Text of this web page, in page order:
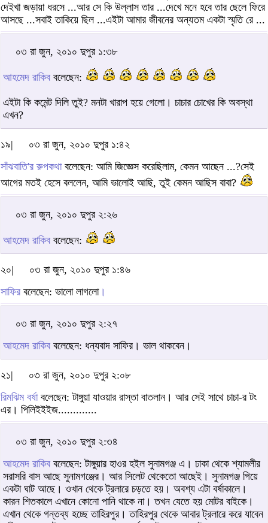
দেইখা জড়ায়া ধরসে ...আর সে কি উল্লাস তার ...দেখে মনে হবে তার ছেলে ফিরে
আসছে ...সবাই তাকিয়ে ছিল ...এইটা আমার জীবনের অন্যতম একটা স্মৃতি রে ...
০৩ রা জুন, ২০১০ দুপুর ১:৩৮
আহমেদ রাকিব বলেছেন:
এইটা কি কমেন্ট দিলি তুই? মনটা খারাপ হয়ে গেলো। চাচার চোখের কি অবস্থা
এখন?
১৯|
০৩ রা জুন, ২০১০ দুপুর ১:৪২
সাঁঝবাতি'র রুপকথাবলেছেন: আমি জিজ্ঞেস করেছিলাম, কেমন আছেন ...?সেই
আগের মতই হেসে বললেন, আমি ভালোই আছি, তুই কেমন আছিস বাবা?
০৩ রা জুন, ২০১০ দুপুর ২:২৬
আহমেদ রাকিব বলেছেন:
২০|
০৩ রা জুন, ২০১০ দুপুর ১:৪৬
সাফির বলেছেন: ভালো লাগলো।
০৩ রা জুন, ২০১০ দুপুর ২:২৭
আহমেদ রাকিব বলেছেন: ধন্যবাদ সাফির। ভাল থাকবেন।
২১|
০৩ রা জুন, ২০১০ দুপুর ২:০৮
রিমঝিম বর্ষাবলেছেন: টাঙ্গুয়া যাওয়ার রাস্তা বাতলান। আর সেই সাথে চাচা-র টং
এর। পিলিইইইজ.............
০৩ রা জুন, ২০১০ দুপুর ২:৩৪
আহমেদ রাকিব বলেছেন: টাঙ্গুয়ার হাওর হইল সুনামগঞ্জ এ। ঢাকা থেকে শ্যামলীর
সরাসরি বাস আছে সুনামগঞ্জের। আর সিলেট থেকেতো আছেই। সুনামগঞ্জ গিয়ে
একটা ঘাট আছে। ওখান থেকে ট্রলারে চড়তে হয়। অবশ্য এটা বর্ষাকালে।
কারন শিতকালে এখানে কোনো পানি থাকে না। তখন যেতে হয় মোটর বাইকে।
এখান থেকে গন্তব্য হচ্ছে তাহিরপুর। তাহিরপুর থেকে আবার ট্রলারে করে যাবেন